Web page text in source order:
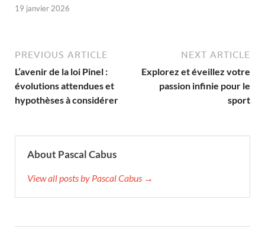
19 janvier 2026
PREVIOUS ARTICLE
L’avenir de la loi Pinel :
évolutions attendues et
hypothèses à considérer
NEXT ARTICLE
Explorez et éveillez votre
passion infinie pour le
sport
About Pascal Cabus
View all posts by Pascal Cabus →